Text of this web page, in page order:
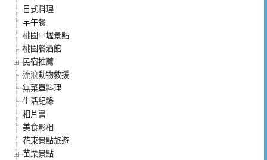
日式料理
早午餐
桃園中壢景點
桃園餐酒館
民宿推薦
流浪動物救援
無菜單料理
生活紀錄
相片書
美食影相
花東景點旅遊
苗栗景點